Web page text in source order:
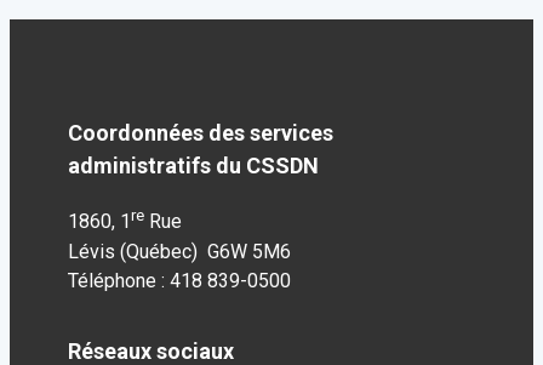
Coordonnées des services
administratifs du CSSDN
1860, 1 re Rue
Lévis (Québec) G6W 5M6
Téléphone : 418 839-0500
Réseaux sociaux